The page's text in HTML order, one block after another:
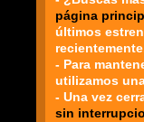
página
últimos
- Para
utilizamos
- Una vez
sin